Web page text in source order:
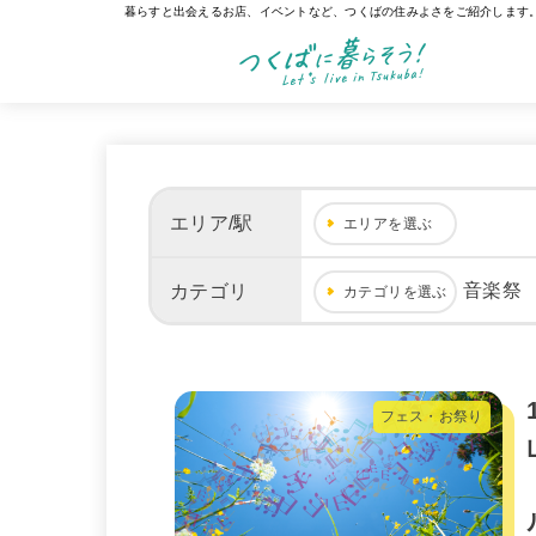
暮らすと出会えるお店、イベントなど、つくばの住みよさをご紹介します
エリア/駅 エリアを選ぶ
カテゴリ カテゴリを選ぶ 音楽祭
フェス・お祭り